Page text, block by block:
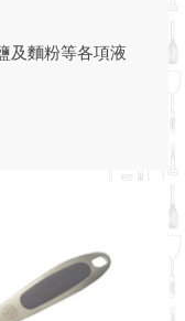
及麵粉等各項液